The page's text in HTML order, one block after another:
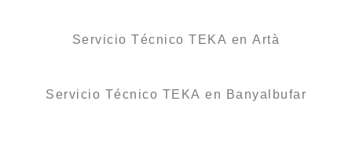
Servicio Técnico TEKA en Artà
Servicio Técnico TEKA en Banyalbufar